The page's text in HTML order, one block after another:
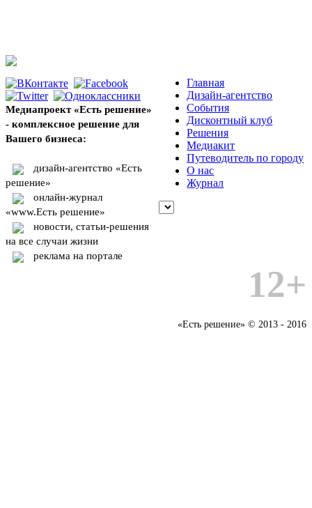
Медиапроект «Есть решение»
- комплексное решение для
Вашего бизнеса:
дизайн-агентство «Есть
решение»
онлайн-журнал
«www.Есть решение»
новости, статьи-решения
на все случаи жизни
реклама на портале
Главная
Дизайн-агентство
События
Дисконтный клуб
Решения
Медиакит
Путеводитель по городу
О нас
Журнал
12+
«Есть решение» © 2013 - 2016